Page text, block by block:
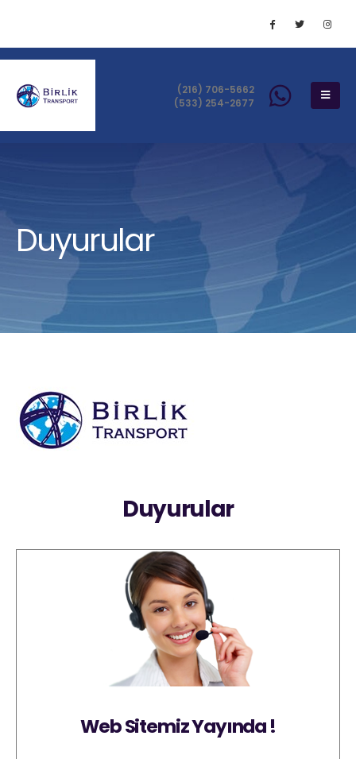
(216) 706-5662
(533) 254-2677
Duyurular
Duyurular
Web Sitemiz Yayında !